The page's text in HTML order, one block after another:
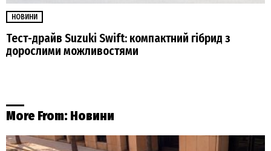
НОВИНИ
Тест-драйв Suzuki Swift: компактний гібрид з
дорослими можливостями
More From: Новини